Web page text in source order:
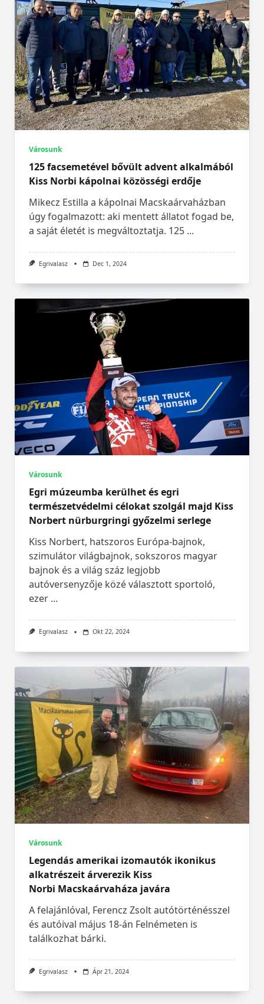
Városunk
125 facsemetével bővült advent alkalmából
Kiss Norbi kápolnai közösségi erdője
Mikecz Estilla a kápolnai Macskaárvaházban
úgy fogalmazott: aki mentett állatot fogad be,
a saját életét is megváltoztatja. 125 ...
Egrivalasz Dec 1, 2024
Városunk
Egri múzeumba kerülhet és egri
természetvédelmi célokat szolgál majd Kiss
Norbert nürburgringi győzelmi serlege
Kiss Norbert, hatszoros Európa-bajnok,
szimulátor világbajnok, sokszoros magyar
bajnok és a világ száz legjobb
autóversenyzője közé választott sportoló,
ezer ...
Egrivalasz Okt 22, 2024
Városunk
Legendás amerikai izomautók ikonikus
alkatrészeit árverezik Kiss
Norbi Macskaárvaháza javára
A felajánlóval, Ferencz Zsolt autótörténésszel
és autóival május 18-án Felnémeten is
találkozhat bárki.
Egrivalasz Ápr 21, 2024